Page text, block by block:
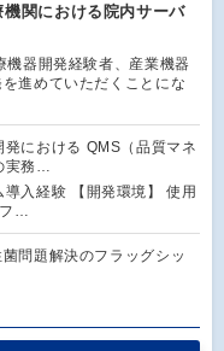
関における院内サーバ
機器開発経験者、産業機器
進めていただくことにな
発における QMS（品質マネ
実務…
導入経験 【開発環境】 使用
…
問題解決のフラッグシッ